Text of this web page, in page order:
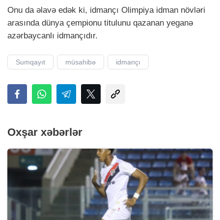
Onu da əlavə edək ki, idmançı Olimpiya idman növləri
arasında dünya çempionu titulunu qazanan yeganə
azərbaycanlı idmançıdır.
Sumqayıt müsahibə idmançı
Oxşar xəbərlər